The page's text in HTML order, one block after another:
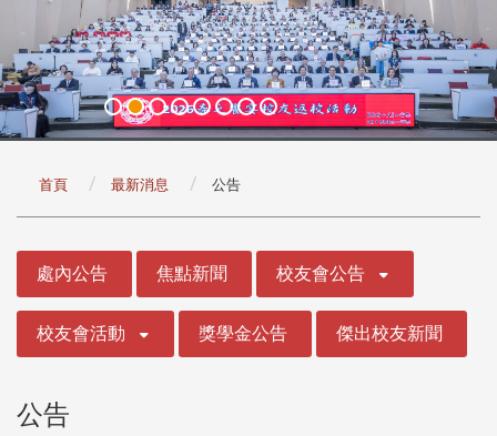
首頁 最新消息 公告
處內公告 焦點新聞 校友會公告
校友會活動 獎學金公告 傑出校友新聞
公告